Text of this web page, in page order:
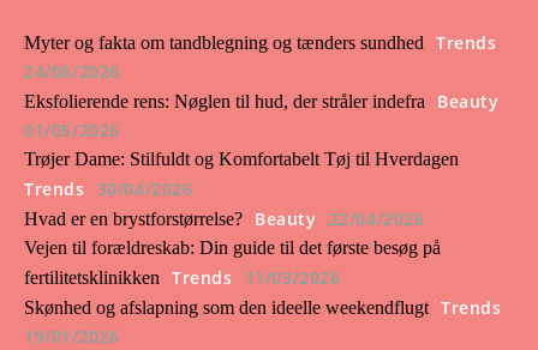
Myter og fakta om tandblegning og tænders sundhed
Trends
24/06/2026
Eksfolierende rens: Nøglen til hud, der stråler indefra
Beauty
01/05/2026
Trøjer Dame: Stilfuldt og Komfortabelt Tøj til Hverdagen
Trends 30/04/2026
Hvad er en brystforstørrelse? Beauty 22/04/2026
Vejen til forældreskab: Din guide til det første besøg på
fertilitetsklinikken
Trends 11/03/2026
Skønhed og afslapning som den ideelle weekendflugt Trends
19/01/2026